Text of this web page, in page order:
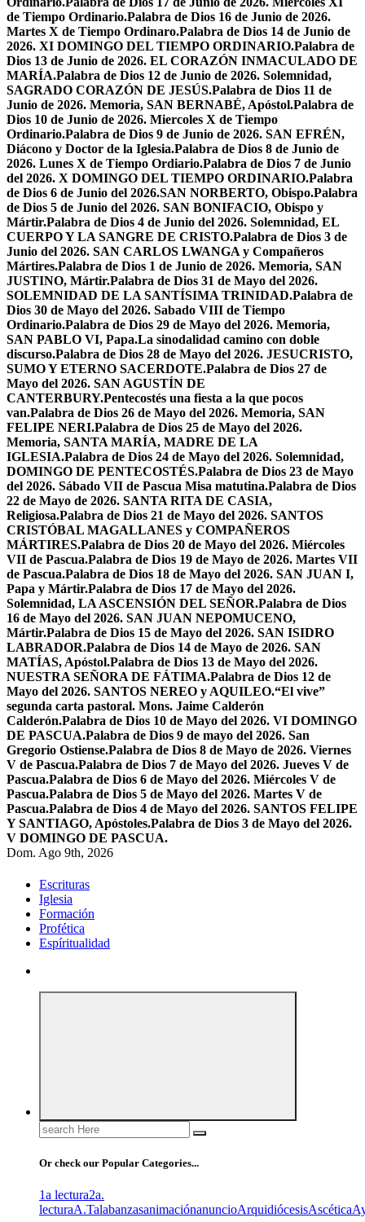
de Tiempo Ordinario.Palabra de Dios 16 de Junio de 2026.
Martes X de Tiempo Ordinaro.Palabra de Dios 14 de Junio de
2026. XI DOMINGO DEL TIEMPO ORDINARIO.Palabra de
Dios 13 de Junio de 2026. EL CORAZÓN INMACULADO DE
MARÍA.Palabra de Dios 12 de Junio de 2026. Solemnidad,
SAGRADO CORAZÓN DE JESÚS.Palabra de Dios 11 de
Junio de 2026. Memoria, SAN BERNABÉ, Apóstol.Palabra de
Dios 10 de Junio de 2026. Miercoles X de Tiempo
Ordinario.Palabra de Dios 9 de Junio de 2026. SAN EFRÉN,
Diácono y Doctor de la Iglesia.Palabra de Dios 8 de Junio de
2026. Lunes X de Tiempo Ordiario.Palabra de Dios 7 de Junio
del 2026. X DOMINGO DEL TIEMPO ORDINARIO.Palabra
de Dios 6 de Junio del 2026.SAN NORBERTO, Obispo.Palabra
de Dios 5 de Junio del 2026. SAN BONIFACIO, Obispo y
Mártir.Palabra de Dios 4 de Junio del 2026. Solemnidad, EL
CUERPO Y LA SANGRE DE CRISTO.Palabra de Dios 3 de
Junio del 2026. SAN CARLOS LWANGA y Compañeros
Mártires.Palabra de Dios 1 de Junio de 2026. Memoria, SAN
JUSTINO, Mártir.Palabra de Dios 31 de Mayo del 2026.
SOLEMNIDAD DE LA SANTÍSIMA TRINIDAD.Palabra de
Dios 30 de Mayo del 2026. Sabado VIII de Tiempo
Ordinario.Palabra de Dios 29 de Mayo del 2026. Memoria,
SAN PABLO VI, Papa.La sinodalidad camino con doble
discurso.Palabra de Dios 28 de Mayo del 2026. JESUCRISTO,
SUMO Y ETERNO SACERDOTE.Palabra de Dios 27 de
Mayo del 2026. SAN AGUSTÍN DE
CANTERBURY.Pentecostés una fiesta a la que pocos
van.Palabra de Dios 26 de Mayo del 2026. Memoria, SAN
FELIPE NERI.Palabra de Dios 25 de Mayo del 2026.
Memoria, SANTA MARÍA, MADRE DE LA
IGLESIA.Palabra de Dios 24 de Mayo del 2026. Solemnidad,
DOMINGO DE PENTECOSTÉS.Palabra de Dios 23 de Mayo
del 2026. Sábado VII de Pascua Misa matutina.Palabra de Dios
22 de Mayo de 2026. SANTA RITA DE CASIA,
Religiosa.Palabra de Dios 21 de Mayo del 2026. SANTOS
CRISTÓBAL MAGALLANES y COMPAÑEROS
MÁRTIRES.Palabra de Dios 20 de Mayo del 2026. Miércoles
VII de Pascua.Palabra de Dios 19 de Mayo de 2026. Martes VII
de Pascua.Palabra de Dios 18 de Mayo del 2026. SAN JUAN I,
Papa y Mártir.Palabra de Dios 17 de Mayo del 2026.
Solemnidad, LA ASCENSIÓN DEL SEÑOR.Palabra de Dios
16 de Mayo del 2026. SAN JUAN NEPOMUCENO,
Mártir.Palabra de Dios 15 de Mayo del 2026. SAN ISIDRO
LABRADOR.Palabra de Dios 14 de Mayo de 2026. SAN
MATÍAS, Apóstol.Palabra de Dios 13 de Mayo del 2026.
NUESTRA SEÑORA DE FÁTIMA.Palabra de Dios 12 de
Mayo del 2026. SANTOS NEREO y AQUILEO.“El vive”
segunda carta pastoral. Mons. Jaime Calderón
Calderón.Palabra de Dios 10 de Mayo del 2026. VI DOMINGO
DE PASCUA.Palabra de Dios 9 de mayo del 2026. San
Gregorio Ostiense.Palabra de Dios 8 de Mayo de 2026. Viernes
V de Pascua.Palabra de Dios 7 de Mayo del 2026. Jueves V de
Pascua.Palabra de Dios 6 de Mayo del 2026. Miércoles V de
Pascua.Palabra de Dios 5 de Mayo del 2026. Martes V de
Pascua.Palabra de Dios 4 de Mayo del 2026. SANTOS FELIPE
Y SANTIAGO, Apóstoles.Palabra de Dios 3 de Mayo del 2026.
V DOMINGO DE PASCUA.
Dom. Ago 9th, 2026
Escrituras
Iglesia
Formación
Profética
Espíritualidad
Search
for:
Or check our Popular Categories...
1a lectura2a.
lecturaA.TalabanzasanimaciónanuncioArquidiócesisAscética